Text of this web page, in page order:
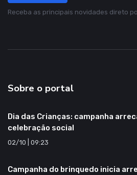
Receba as principais novidades direto
Sobre o portal
Dia das Crianças: campanha
celebração social
02/10 | 09:23
Campanha do brinquedo inicia